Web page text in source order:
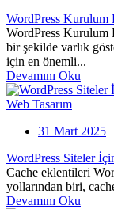
WordPress Kurulum
WordPress Kurulum
bir şekilde varlık
için en önemli...
Devamını Oku
Web Tasarım
31 Mart 2025
WordPress Siteler
Cache eklentileri
yollarından biri,
Devamını Oku